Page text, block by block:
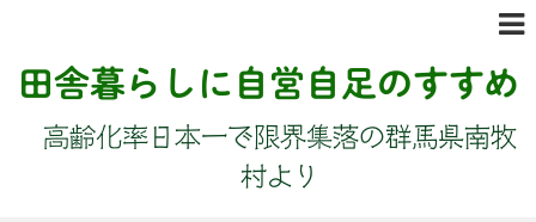
田舎暮らしに自営自足のすすめ
高齢化率日本一で限界集落の群馬県南牧
村より